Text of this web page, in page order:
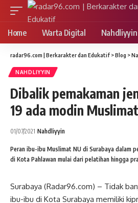
Home Warta Digital Nahdliyyin
radar96.com | Berkarakter dan Edukatif >Blog >
NAHDLIYYIN
Dibalik pemakaman
19 ada modin
01/07/2021 Nahdliyyin
Peran ibu-ibu Muslimat NU di Surabaya dalam
di Kota Pahlawan mulai dari pelatihan hingga
Surabaya (Radar96.com) – Tidak
ibu-ibu di Kota Surabaya memiliki